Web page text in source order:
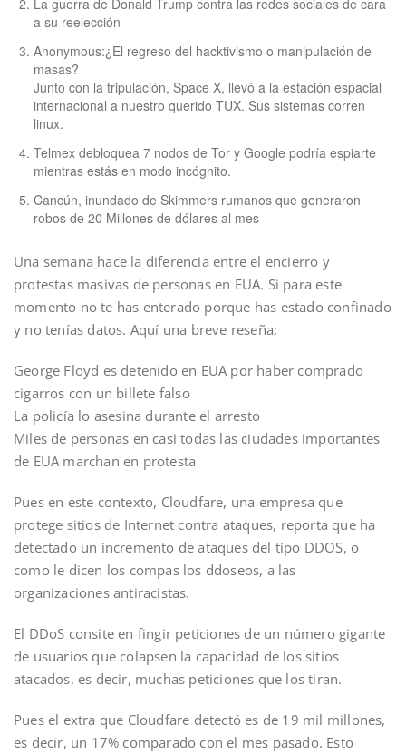
a su reelección
Anonymous:¿El regreso del hacktivismo o manipulación de
masas?
Junto con la tripulación, Space X, llevó a la estación espacial
internacional a nuestro querido TUX. Sus sistemas corren
linux.
Telmex debloquea 7 nodos de Tor y Google podría espiarte
mientras estás en modo incógnito.
Cancún, inundado de Skimmers rumanos que generaron
robos de 20 Millones de dólares al mes
Una semana hace la diferencia entre el encierro y
protestas masivas de personas en EUA. Si para este
momento no te has enterado porque has estado confinado
y no tenías datos. Aquí una breve reseña:
George Floyd es detenido en EUA por haber comprado
cigarros con un billete falso
La policía lo asesina durante el arresto
Miles de personas en casi todas las ciudades importantes
de EUA marchan en protesta
Pues en este contexto, Cloudfare, una empresa que
protege sitios de Internet contra ataques, reporta que ha
detectado un incremento de ataques del tipo DDOS, o
como le dicen los compas los ddoseos, a las
organizaciones antiracistas.
El DDoS consite en fingir peticiones de un número gigante
de usuarios que colapsen la capacidad de los sitios
atacados, es decir, muchas peticiones que los tiran.
Pues el extra que Cloudfare detectó es de 19 mil millones,
es decir, un 17% comparado con el mes pasado. Esto